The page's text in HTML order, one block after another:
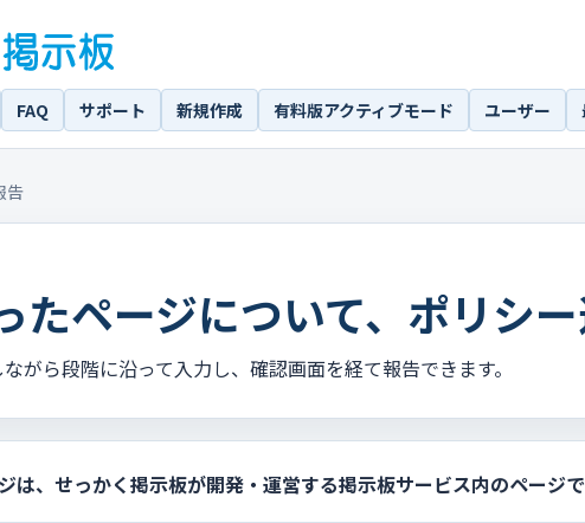
FAQ サポート 新規作成 有料版アクティブモード ユーザー
告
たページについて、ポリシ
がら段階に沿って入力し、確認画面を経て報告できます。
は、せっかく掲示板が開発・運営する掲示板サービス内のページで